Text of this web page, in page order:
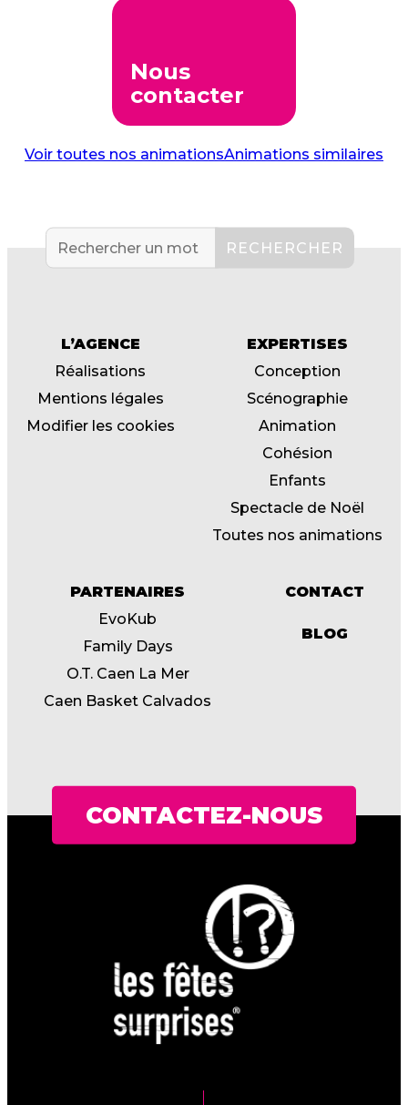
Nous
contacter
Voir toutes nos animationsAnimations similaires
L’AGENCE
Réalisations
Mentions légales
Modifier les cookies
EXPERTISES
Conception
Scénographie
Animation
Cohésion
Enfants
Spectacle de Noël
Toutes nos animations
PARTENAIRES
EvoKub
Family Days
O.T. Caen La Mer
Caen Basket Calvados
CONTACT
BLOG
CONTACTEZ-NOUS